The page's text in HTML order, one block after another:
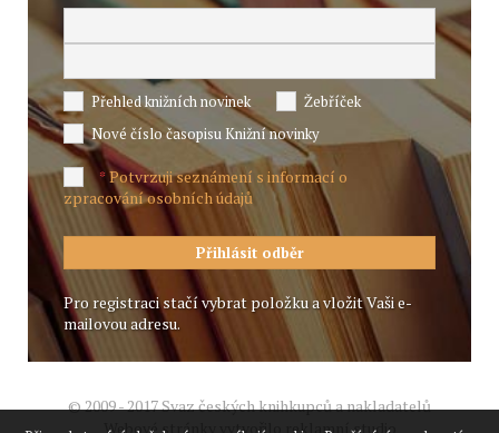
Přehled knižních novinek
Žebříček
Nové číslo časopisu Knižní novinky
*Potvrzuji seznámení s informací o
zpracování osobních údajů
Pro registraci stačí vybrat položku a vložit Vaši e-
mailovou adresu.
© 2009 - 2017 Svaz českých knihkupců a nakladatelů
Webové stránky vytvořilo reklamní studio